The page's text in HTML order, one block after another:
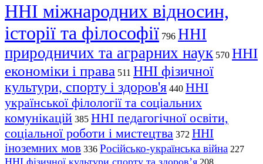
ННІ міжнародних відносин,
історії та філософії 796 ННІ
природничих та аграрних наук 570 ННІ
економіки і права 511 ННІ фізичної
культури, спорту і здоров'я 440 ННІ
української філології та соціальних
комунікацій 385 ННІ педагогічної освіти,
соціальної роботи і мистецтва 372 ННІ
іноземних мов 336 Російсько-українська війна 227
208